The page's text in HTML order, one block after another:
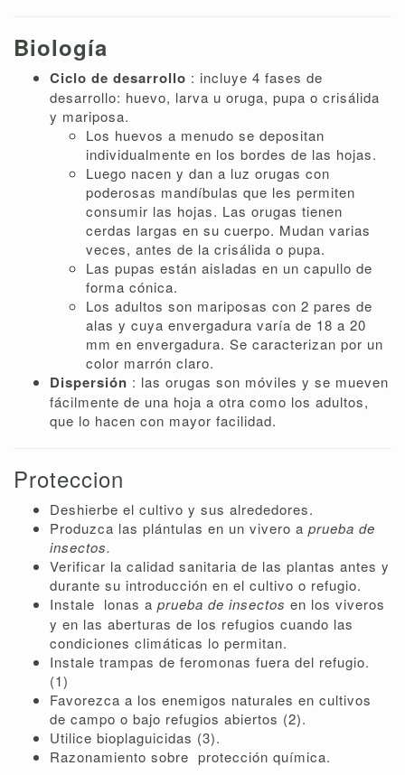
Biología
Ciclo de desarrollo : incluye 4 fases de
desarrollo: huevo, larva u oruga, pupa o crisálida
y mariposa.
Los huevos a menudo se depositan
individualmente en los bordes de las hojas.
Luego nacen y dan a luz orugas con
poderosas mandíbulas que les permiten
consumir las hojas. Las orugas tienen
cerdas largas en su cuerpo. Mudan varias
veces, antes de la crisálida o pupa.
Las pupas están aisladas en un capullo de
forma cónica.
Los adultos son mariposas con 2 pares de
alas y cuya envergadura varía de 18 a 20
mm en envergadura. Se caracterizan por un
color marrón claro.
Dispersión : las orugas son móviles y se mueven
fácilmente de una hoja a otra como los adultos,
que lo hacen con mayor facilidad.
Proteccion
Deshierbe el cultivo y sus alrededores.
Produzca las plántulas en un vivero a prueba de
insectos.
Verificar la calidad sanitaria de las plantas antes y
durante su introducción en el cultivo o refugio.
Instale lonas a prueba de insectos en los viveros
y en las aberturas de los refugios cuando las
condiciones climáticas lo permitan.
Instale trampas de feromonas fuera del refugio.
(1)
Favorezca a los enemigos naturales en cultivos
de campo o bajo refugios abiertos (2).
Utilice bioplaguicidas (3).
Razonamiento sobre protección química.